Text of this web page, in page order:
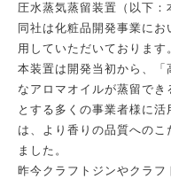
圧水蒸気蒸留装置（以下
同社は化粧品開発事業に
用していただいております
本装置は開発当初から、
なアロマオイルが蒸留で
とする多くの事業者様に活
は、より香りの品質への
ました。
昨今クラフトジンやクラ